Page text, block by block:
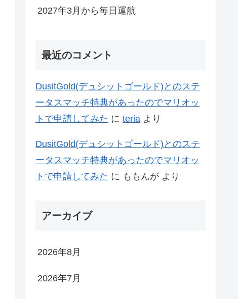
2027年3月から毎日運航
最近のコメント
DusitGold(デュシットゴールド)とのステ
ータスマッチ特典があったのでマリオッ
トで申請してみた に teria より
DusitGold(デュシットゴールド)とのステ
ータスマッチ特典があったのでマリオッ
トで申請してみた に ももんが より
アーカイブ
2026年8月
2026年7月